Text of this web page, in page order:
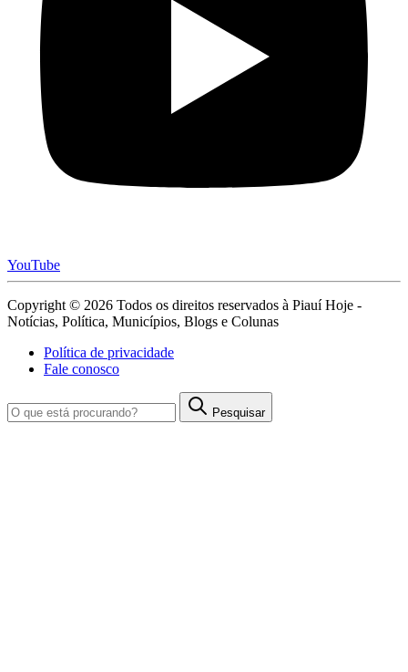
YouTube
Copyright © 2026 Todos os direitos reservados à Piauí Hoje -
Notícias, Política, Municípios, Blogs e Colunas
Política de privacidade
Fale conosco
Pesquisar